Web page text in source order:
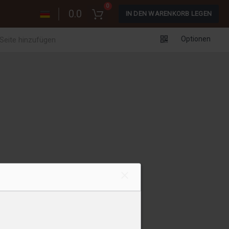
0.0
0
IN DEN WARENKORB LEGEN
Optionen